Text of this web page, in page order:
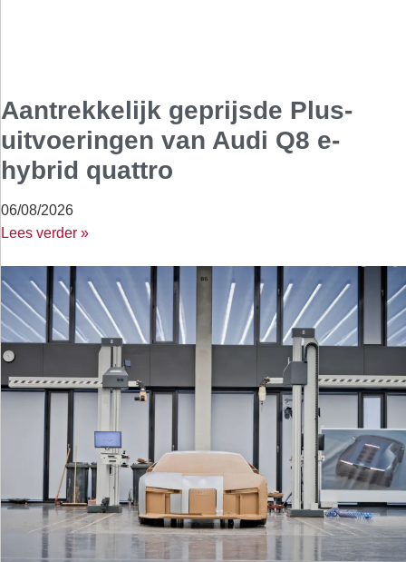
Aantrekkelijk geprijsde Plus-
uitvoeringen van Audi Q8 e-
hybrid quattro
06/08/2026
Lees verder »